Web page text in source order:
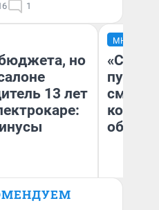
1
но
13 лет
МНЕНИЕ